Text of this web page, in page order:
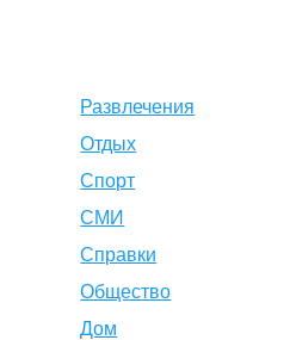
Развлечения
Отдых
Спорт
СМИ
Справки
Общество
Дом